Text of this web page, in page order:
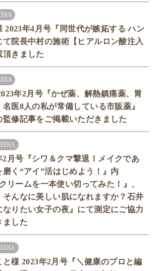
2023年4月号『同世代が嫉妬する ハン
て院長中村の施術【ヒアルロン酸注入
頂きました
年2月号『かぜ薬、解熱鎮痛薬、胃
医8人の私が常備している市販薬』
監修記事をご掲載いただきました
2月号『シワ＆クマ撃退！メイクであ
く“アイ”活はじめよう！』内
リームを一本使い切ってみた！』、
そんなに美しい肌になれますか？石井
なりたい女子の夜』にて測定にご協力
ました
様 2023年2月号『＼健康のプロと編